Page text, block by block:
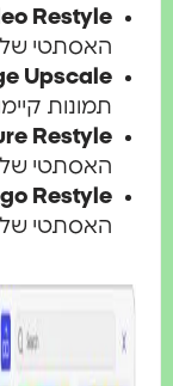
Video Restyle
:
האסתטי של
Image Upscale
תמונות קיימות.
Restyle
האסתטי של
Logo Restyle
:
האסתטי של